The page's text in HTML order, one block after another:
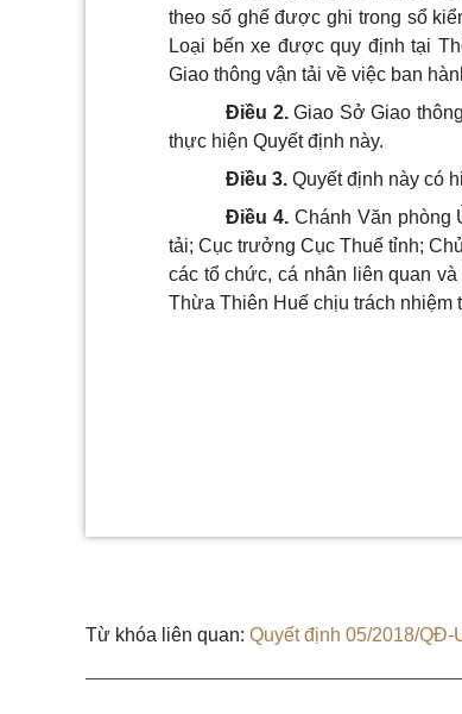
theo số ghế được ghi trong sổ
Loại bến xe được quy định tại
Giao thông vận tải về việc ban
Điều 2.Giao Sở Giao
thực hiện Quyết định này.
Điều 3. Quyết định này có
Điều 4.Chánh Văn phòng
tải; Cục trưởng Cục Thuế tỉnh;
các tổ chức, cá nhân liên quan
Thừa Thiên Huế chịu trách nhiệm
Từ khóa liên quan: Quyết định 05/2018/QĐ-